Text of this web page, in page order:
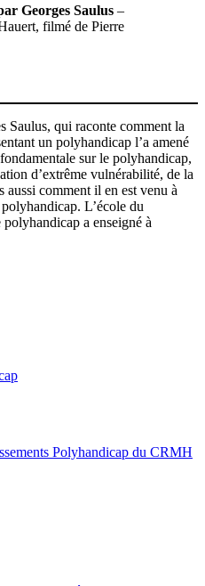
Georges Saulus–
filmé de Pierre
Saulus, qui raconte comment la
un polyhandicap l’a amené
sur le polyhandicap,
d’extrême vulnérabilité, de la
aussi comment il en est venu à
L’école du
a enseigné à
Polyhandicap du CRMH